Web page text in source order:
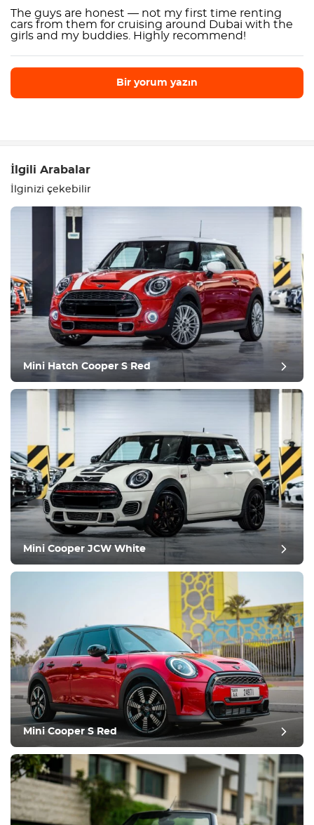
The guys are honest — not my first time renting
cars from them for cruising around Dubai with the
girls and my buddies. Highly recommend!
Bir yorum yazın
Ekipman
Konforlu
İklim Kontrolü
Durum
inceleme sonrası
İlgili Arabalar
İlginizi çekebilir
Mini Hatch Cooper S Red
Mini Cooper JCW White
Mini Cooper S Red